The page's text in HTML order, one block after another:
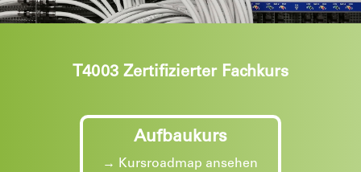
T4003 Zertifizierter Fachkurs
Aufbaukurs
→ Kursroadmap ansehen